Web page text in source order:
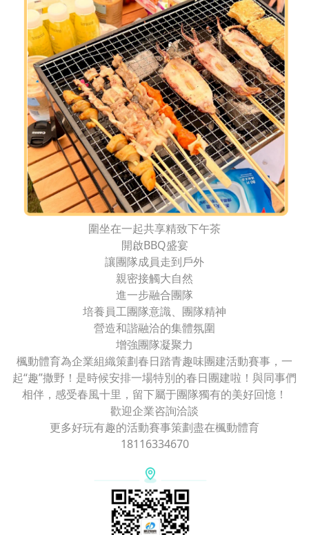
圍坐在一起共享精致下午茶
開啟BBQ盛宴
讓團隊成員走到戶外
親密接觸大自然
進一步融合團隊
培養員工團隊意識、團隊精神
營造和諧融洽的集體氛圍
增強團隊凝聚力
楓動體育為企業組織策劃春日踏青趣味團建活動賽事，一
起“趣”撒野！是時候安排一場特別的春日團建啦！與同事們
相伴，感受春風十里，留下屬于團隊獨有的美好回憶！
歡迎企業咨詢洽談
更多好玩有趣的活動賽事策劃盡在楓動體育
18116334670